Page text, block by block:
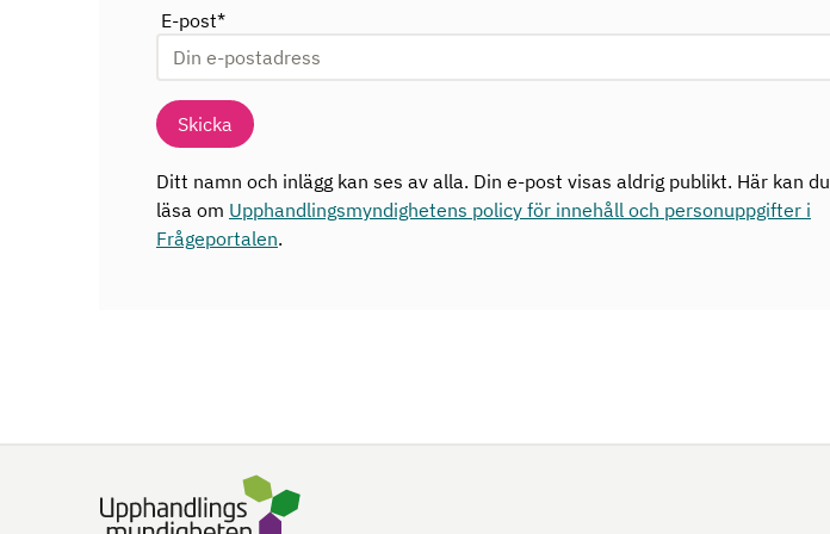
E-post*
Skicka
Ditt namn och inlägg kan ses av alla. Din e-post visas aldrig publikt. Här kan du
läsa om Upphandlingsmyndighetens policy för innehåll och personuppgifter i
Frågeportalen.